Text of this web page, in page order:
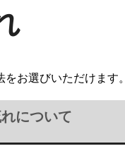
お選びいただけます。
について